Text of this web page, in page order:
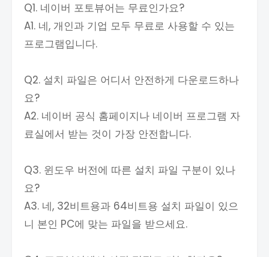
Q1. 네이버 포토뷰어는 무료인가요?
A1. 네, 개인과 기업 모두 무료로 사용할 수 있는
프로그램입니다.
Q2. 설치 파일은 어디서 안전하게 다운로드하나
요?
A2. 네이버 공식 홈페이지나 네이버 프로그램 자
료실에서 받는 것이 가장 안전합니다.
Q3. 윈도우 버전에 따른 설치 파일 구분이 있나
요?
A3. 네, 32비트용과 64비트용 설치 파일이 있으
니 본인 PC에 맞는 파일을 받으세요.